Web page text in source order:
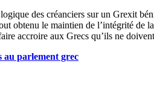
des créanciers sur un Grexit
obtenu le maintien de l’intégrité
accroire aux Grecs qu’ils ne
au parlement grec